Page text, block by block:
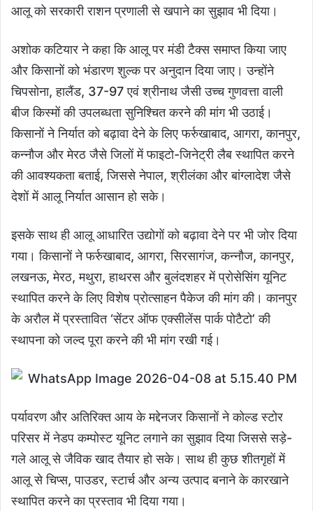
आलू को सरकारी राशन प्रणाली से खपाने का सुझाव भी दिया।
अशोक कटियार ने कहा कि आलू पर मंडी टैक्स समाप्त किया जाए
और किसानों को भंडारण शुल्क पर अनुदान दिया जाए। उन्होंने
चिपसोना, हालैंड, 37-97 एवं श्रीनाथ जैसी उच्च गुणवत्ता वाली
बीज किस्मों की उपलब्धता सुनिश्चित करने की मांग भी उठाई।
किसानों ने निर्यात को बढ़ावा देने के लिए फर्रुखाबाद, आगरा, कानपुर,
कन्नौज और मेरठ जैसे जिलों में फाइटो-जिनेट्री लैब स्थापित करने
की आवश्यकता बताई, जिससे नेपाल, श्रीलंका और बांग्लादेश जैसे
देशों में आलू निर्यात आसान हो सके।
इसके साथ ही आलू आधारित उद्योगों को बढ़ावा देने पर भी जोर दिया
गया। किसानों ने फर्रुखाबाद, आगरा, सिरसागंज, कन्नौज, कानपुर,
लखनऊ, मेरठ, मथुरा, हाथरस और बुलंदशहर में प्रोसेसिंग यूनिट
स्थापित करने के लिए विशेष प्रोत्साहन पैकेज की मांग की। कानपुर
के अरौल में प्रस्तावित ‘सेंटर ऑफ एक्सीलेंस पार्क पोटैटो’ की
स्थापना को जल्द पूरा करने की भी मांग रखी गई।
पर्यावरण और अतिरिक्त आय के मद्देनजर किसानों ने कोल्ड स्टोर
परिसर में नेडप कम्पोस्ट यूनिट लगाने का सुझाव दिया जिससे सड़े-
गले आलू से जैविक खाद तैयार हो सके। साथ ही कुछ शीतगृहों में
आलू से चिप्स, पाउडर, स्टार्च और अन्य उत्पाद बनाने के कारखाने
स्थापित करने का प्रस्ताव भी दिया गया।